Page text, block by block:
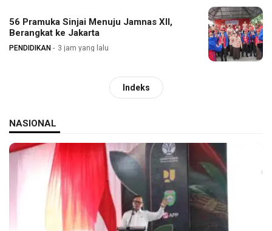
56 Pramuka Sinjai Menuju Jamnas XII,
Berangkat ke Jakarta
PENDIDIKAN 3 jam yang lalu
Indeks
NASIONAL